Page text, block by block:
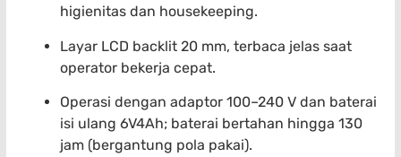
higienitas dan housekeeping.
Layar LCD backlit 20 mm, terbaca jelas saat
operator bekerja cepat.
Operasi dengan adaptor 100–240 V dan baterai
isi ulang 6V4Ah; baterai bertahan hingga 130
jam (bergantung pola pakai).